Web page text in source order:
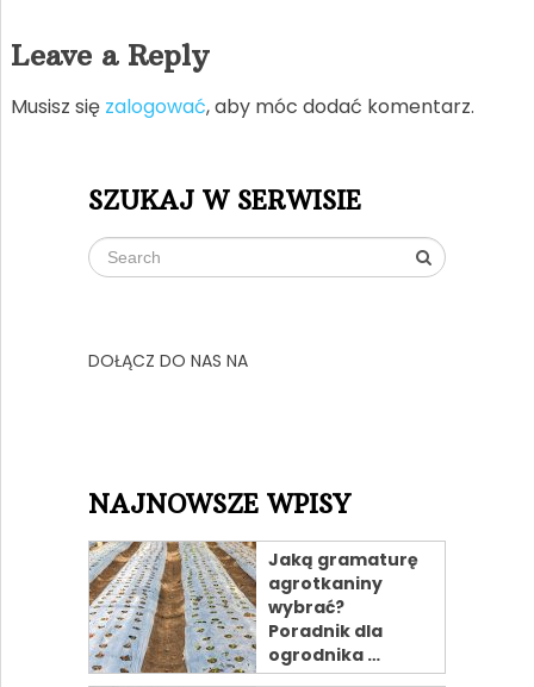
Leave a Reply
Musisz się zalogować, aby móc dodać komentarz.
SZUKAJ W SERWISIE
DOŁĄCZ DO NAS NA
NAJNOWSZE WPISY
Jaką gramaturę
agrotkaniny
wybrać?
Poradnik dla
ogrodnika …